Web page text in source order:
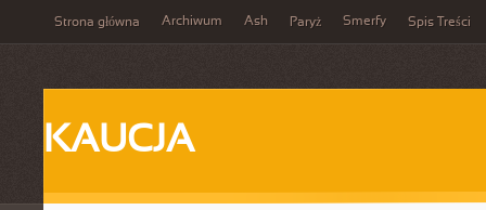
Strona główna Archiwum Ash Paryż Smerfy Spis Treści
KAUCJA